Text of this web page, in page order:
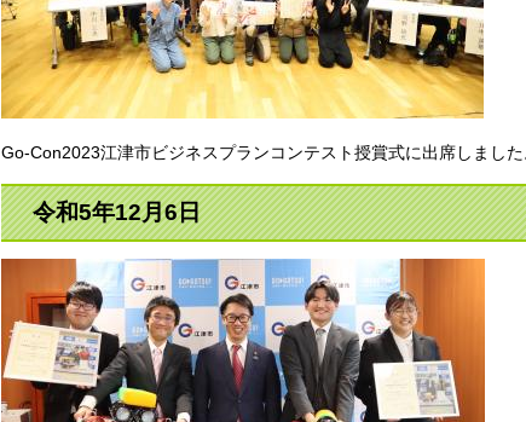
Go-Con2023江津市ビジネスプランコンテスト授賞式に出席しまし
令和5年12月6日